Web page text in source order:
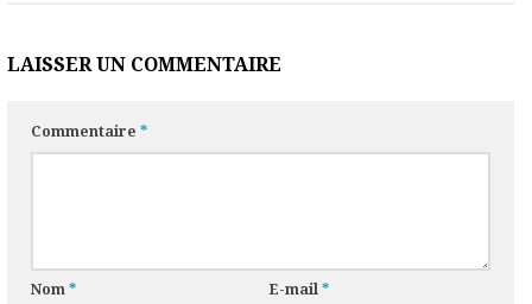
LAISSER UN COMMENTAIRE
Commentaire*
Nom* E-mail*